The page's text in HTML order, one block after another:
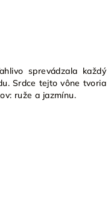
sprevádzala každý
Srdce tejto vône tvoria
ruže a jazmínu.